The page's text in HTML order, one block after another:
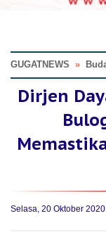
GUGATNEWS »
Dirjen
Selasa, 20 Oktober 2020